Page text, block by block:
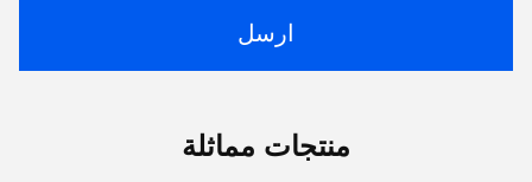
ارسل
منتجات مماثلة